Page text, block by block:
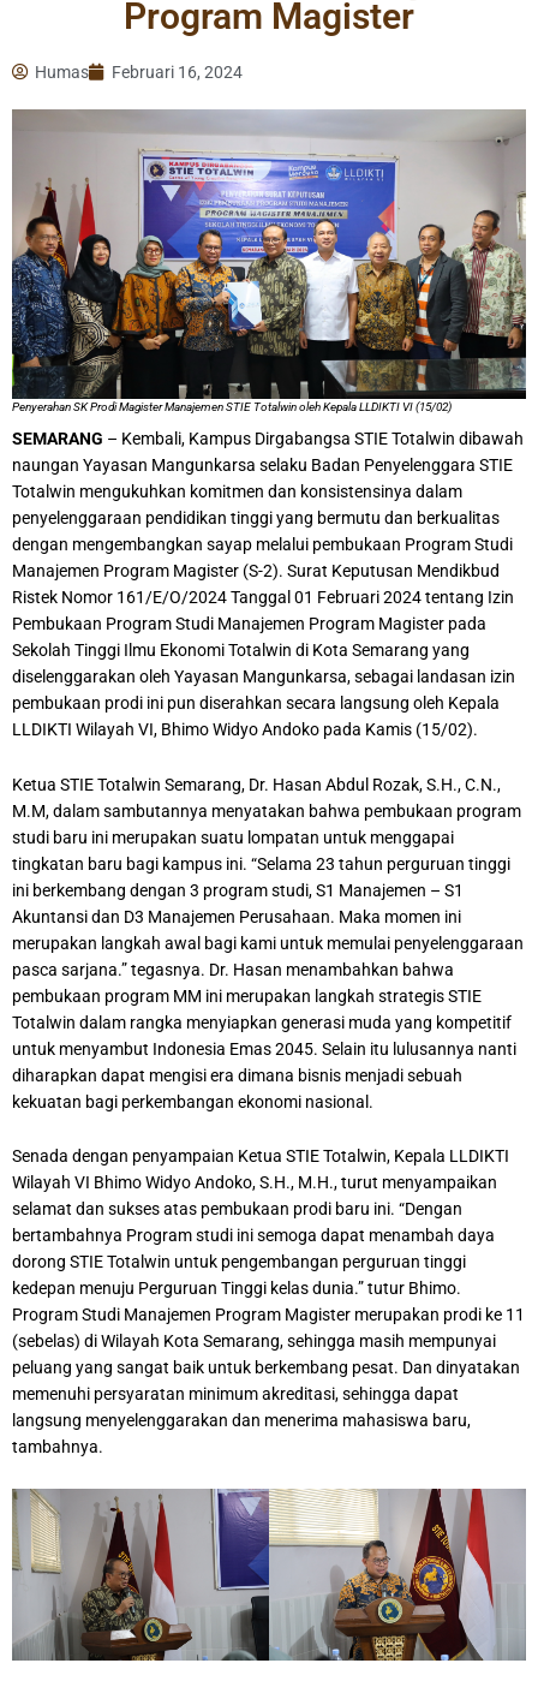
Program Magister
Humas Februari 16, 2024
Penyerahan SK Prodi Magister Manajemen STIE Totalwin oleh Kepala LLDIKTI VI (15/02)
SEMARANG – Kembali, Kampus Dirgabangsa STIE Totalwin dibawah
naungan Yayasan Mangunkarsa selaku Badan Penyelenggara STIE
Totalwin mengukuhkan komitmen dan konsistensinya dalam
penyelenggaraan pendidikan tinggi yang bermutu dan berkualitas
dengan mengembangkan sayap melalui pembukaan Program Studi
Manajemen Program Magister (S-2). Surat Keputusan Mendikbud
Ristek Nomor 161/E/O/2024 Tanggal 01 Februari 2024 tentang Izin
Pembukaan Program Studi Manajemen Program Magister pada
Sekolah Tinggi Ilmu Ekonomi Totalwin di Kota Semarang yang
diselenggarakan oleh Yayasan Mangunkarsa, sebagai landasan izin
pembukaan prodi ini pun diserahkan secara langsung oleh Kepala
LLDIKTI Wilayah VI, Bhimo Widyo Andoko pada Kamis (15/02).
Ketua STIE Totalwin Semarang, Dr. Hasan Abdul Rozak, S.H., C.N.,
M.M, dalam sambutannya menyatakan bahwa pembukaan program
studi baru ini merupakan suatu lompatan untuk menggapai
tingkatan baru bagi kampus ini. “Selama 23 tahun perguruan tinggi
ini berkembang dengan 3 program studi, S1 Manajemen – S1
Akuntansi dan D3 Manajemen Perusahaan. Maka momen ini
merupakan langkah awal bagi kami untuk memulai penyelenggaraan
pasca sarjana.” tegasnya. Dr. Hasan menambahkan bahwa
pembukaan program MM ini merupakan langkah strategis STIE
Totalwin dalam rangka menyiapkan generasi muda yang kompetitif
untuk menyambut Indonesia Emas 2045. Selain itu lulusannya nanti
diharapkan dapat mengisi era dimana bisnis menjadi sebuah
kekuatan bagi perkembangan ekonomi nasional.
Senada dengan penyampaian Ketua STIE Totalwin, Kepala LLDIKTI
Wilayah VI Bhimo Widyo Andoko, S.H., M.H., turut menyampaikan
selamat dan sukses atas pembukaan prodi baru ini. “Dengan
bertambahnya Program studi ini semoga dapat menambah daya
dorong STIE Totalwin untuk pengembangan perguruan tinggi
kedepan menuju Perguruan Tinggi kelas dunia.” tutur Bhimo.
Program Studi Manajemen Program Magister merupakan prodi ke 11
(sebelas) di Wilayah Kota Semarang, sehingga masih mempunyai
peluang yang sangat baik untuk berkembang pesat. Dan dinyatakan
memenuhi persyaratan minimum akreditasi, sehingga dapat
langsung menyelenggarakan dan menerima mahasiswa baru,
tambahnya.